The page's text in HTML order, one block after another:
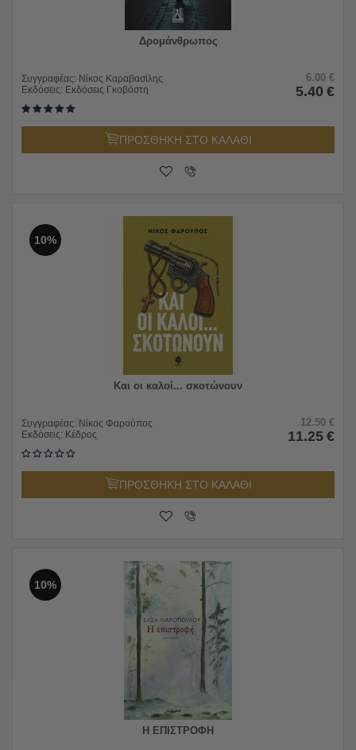
Δρομάνθρωπος
Συγγραφέας: Νίκος Καραβασίλης
Εκδόσεις: Εκδόσεις Γκοβόστη
6.00 €
5.40 €
ΠΡΟΣΘΗΚΗ ΣΤΟ ΚΑΛΑΘΙ
10%
Και οι καλοί... σκοτώνουν
Συγγραφέας: Νίκος Φαρούπος
Εκδόσεις: Κέδρος
12.50 €
11.25 €
ΠΡΟΣΘΗΚΗ ΣΤΟ ΚΑΛΑΘΙ
10%
Η ΕΠΙΣΤΡΟΦΗ